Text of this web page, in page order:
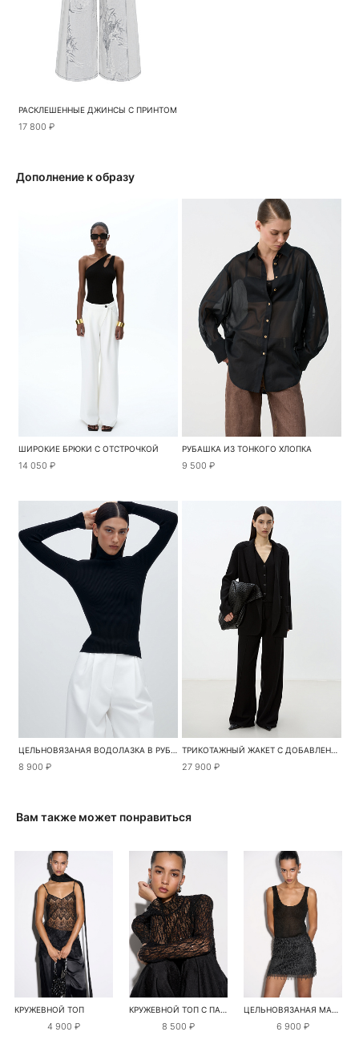
РАСКЛЕШЕННЫЕ ДЖИНСЫ С ПРИНТОМ
17 800 ₽
Дополнение к образу
ШИРОКИЕ БРЮКИ С ОТСТРОЧКОЙ
14 050 ₽
РУБАШКА ИЗ ТОНКОГО ХЛОПКА
9 500 ₽
ЦЕЛЬНОВЯЗАНАЯ ВОДОЛАЗКА В РУБЧИК
8 900 ₽
ТРИКОТАЖНЫЙ ЖАКЕТ С ДОБАВЛЕНИЕМ КАШЕМИРА
27 900 ₽
Вам также может понравиться
КРУЖЕВНОЙ ТОП
4 900 ₽
КРУЖЕВНОЙ ТОП С ПАЙЕТКАМИ
8 500 ₽
ЦЕЛЬНОВЯЗАНАЯ МАЙКА С ЛЮРЕКСОМ
6 900 ₽